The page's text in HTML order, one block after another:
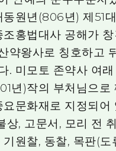
광 안내 책자
동원년(806년) 제51
조홍법대사 공해가
약왕사로 칭호하고
. 미모토 존약사 여
년)작의 부처님으로
문화재로 지정되어
상, 고문서, 모리 전
원찰, 동찰, 목판(도